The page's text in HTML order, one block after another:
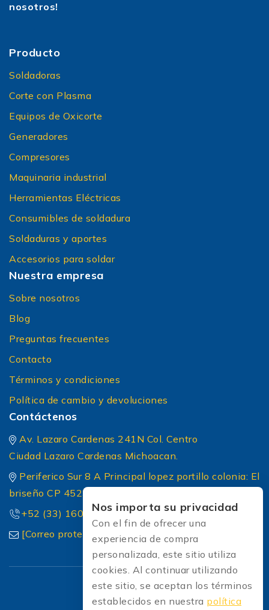
nosotros!
Producto
Soldadoras
Corte con Plasma
Equipos de Oxicorte
Generadores
Compresores
Maquinaria industrial
Herramientas Eléctricas
Consumibles de soldadura
Soldaduras y aportes
Accesorios para soldar
Nuestra empresa
Sobre nosotros
Blog
Preguntas frecuentes
Contacto
Términos y condiciones
Política de cambio y devoluciones
Contáctenos
Av. Lazaro Cardenas 241N Col. Centro
Ciudad Lazaro Cardenas Michoacan.
Periferico Sur 8 A Principal lopez portillo colonia: El
briseño CP 45236 Zapopan Jalisco
+52 (33) 1604 5032
[Correo protected]
Nos importa su privacidad
Con el fin de ofrecer una
experiencia de compra
personalizada, este sitio utiliza
cookies. Al continuar utilizando
este sitio, se aceptan los términos
establecidos en nuestra política